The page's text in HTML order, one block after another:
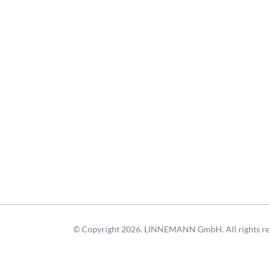
© Copyright 2026. LINNEMANN GmbH. All rights